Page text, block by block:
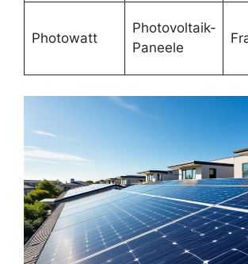
Photowatt
Photovoltaik-
Paneele